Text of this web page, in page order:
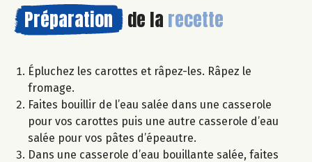
Préparation de la recette
Épluchez les carottes et râpez-les. Râpez le
fromage.
Faites bouillir de l’eau salée dans une casserole
pour vos carottes puis une autre casserole d’eau
salée pour vos pâtes d’épeautre.
Dans une casserole d’eau bouillante salée, faites